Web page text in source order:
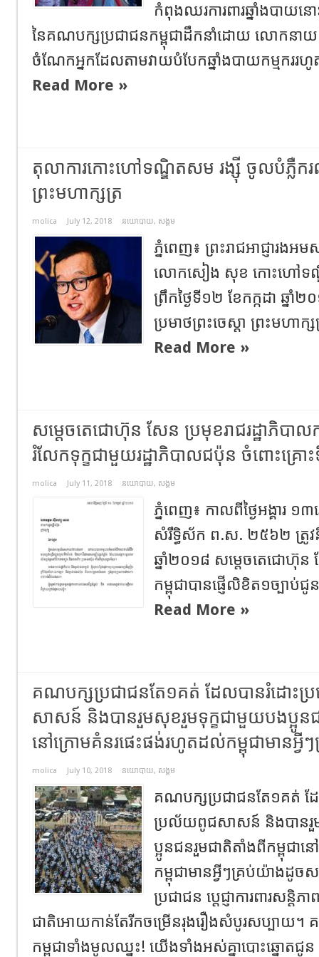
កំពុងឈរការពារឆ្នាំងបាយនោ
នៃគណបក្សប្រជាជនកម្ពុជាដឹកនាំដោយ លោកនាយ
ចំណែកអ្នកដែលតាមវាយបំបែកឆ្នាំងបាយកម្មកររ
Read More »
តុលាការ​កោះ​ហៅ​ទណ្ឌិត​សម​ រង្ស៊ី​ ចូលបំភ្លឺករ
ព្រះមហាក្សត្រ​
molica July 12, 2018 នយោបាយ, សង្គម
ភ្នំពេញ​៖ ព្រះ​រាជ​អាជ្ញា​រង​
លោក​សៀង​ សុខ​ កោះ​ហៅ​ទណ្
ព្រឹក​ថ្ងៃ​ទី​១២​ ខែ​កក្កដា​ ឆ្នាំ​
ប្រមាថ​ព្រះ​ចេស្តា​ ព្រះ​មហា
Read More »
សម្តេចតេជោហ៊ុន សែន ប្រមុខរាជរដ្ឋាភិបាល
រំលែកទុក្ខជាមួយរដ្ឋាភិបាលជប៉ុន ចំពោះគ្រោ
molica July 11, 2018 នយោបាយ, សង្គម
ភ្នំពេញ៖ កាលពីថ្ងៃអង្គារ ១
សំរឹទ្ធិស័ក ព.ស. ២៥៦២ ត្រូវនឹ
ឆ្នាំ២០១៨ សម្តេចតេជោហ៊ុន
កម្ពុជាបានផ្ញើលិខិត១ច្បាប់ជូ
Read More »
គណបក្សប្រជាជនតែ១គត់ ដែលបានរំដោះ
សាសន៍ និងបានរួមសុខរួមទុក្ខជាមួយបងប្អូនជ
នៅក្រោមគំនរផេះផង់រហូតដល់កម្ពុជាមានអ្វីៗ
molica July 10, 2018 នយោបាយ, សង្គម
គណបក្សប្រជាជនតែ១គត់ ដ
ប្រល័យពូជសាសន៍ និងបានរួ
ប្អូនជនរួមជាតិតាំងពីកម្ពុជា
កម្ពុជាមានអ្វីៗគ្រប់យ៉ាងដូច
ប្រជាជន ប្តេជ្ញាការពារសន្
ជាតិអោយកាន់តែរីកចម្រើនរុងរឿងសំបូរសប្បាយ។
កម្ពុជាទាំងមូលឈ្នះ! យើងទាំងអស់គ្នាបោះឆ្នោតជូ